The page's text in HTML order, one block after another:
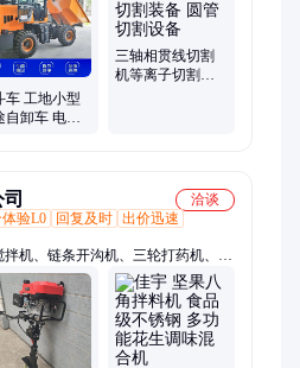
、激光整平机、混凝土摊铺机、电
自动排焊机、焊网机、激光切割
车 工地小型
自卸车 电动
三轴相贯线切割
机等离子切割装
洽谈
验L0 回复及时 出价迅速
机、链条开沟机、三轮打药机、四
船挂机、碾米机、割晒机、药粉混
机、蔬菜精播机、开沟培土机、筛
锤、不锈钢混合机、豆扁机、破碎
地机、花生破碎机、覆膜机